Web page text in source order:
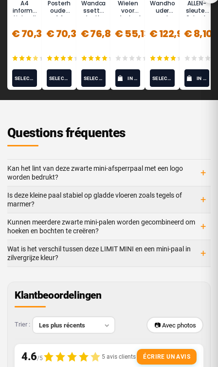
A4
informa
tiebordj
paal
(staand
€ 70,35
(10)
SELECT OPTIONS
Posterh
ouder
A4
€ 70,35
(12)
SELECT OPTIONS
Wandca
ssette
afzetba
- BASIC
(roestvri
thermol
ak)
€ 76,84
(12)
SELECT OPTIONS
Wielen
voor
afzetpal
€ 55,13
(0)
IN WINKELWAGEN
Wandho
uder
met
nd 5m -
METAL
€ 122,99
(7)
SELECT OPTIONS
ALLEN-
sleutel,
6-kant,
€ 8,10
IN WINKELWAGEN
Questions fréquentes
Kan het lint van deze zwarte mini-afsperrpaal met een logo
worden bedrukt?
+
Is deze kleine paal stabiel op gladde vloeren zoals tegels of
marmer?
+
Kunnen meerdere zwarte mini-palen worden gecombineerd om
hoeken en bochten te creëren?
+
Wat is het verschil tussen deze LIMIT MINI en een mini-paal in
zilvergrijze kleur?
+
Klantbeoordelingen
Trier : 📷 Avec photos
ÉCRIRE UN AVIS